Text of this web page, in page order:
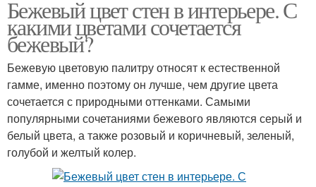
Бежевый цвет стен в интерьере. С
какими цветами сочетается
бежевый?
Бежевую цветовую палитру относят к естественной
гамме, именно поэтому он лучше, чем другие цвета
сочетается с природными оттенками. Самыми
популярными сочетаниями бежевого являются серый и
белый цвета, а также розовый и коричневый, зеленый,
голубой и желтый колер.